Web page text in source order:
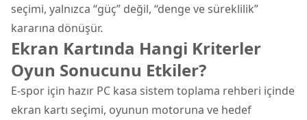
seçimi, yalnızca “güç” değil, “denge ve süreklilik”
kararına dönüşür.
Ekran Kartında Hangi Kriterler
Oyun Sonucunu Etkiler?
E-spor için hazır PC kasa sistem toplama rehberi içinde
ekran kartı seçimi, oyunun motoruna ve hedef